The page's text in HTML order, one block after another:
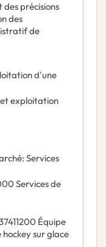
précisions
des
de
d'une
exploitation
: Services
Services de
Équipe
sur glace